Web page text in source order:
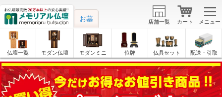
お墓 メニュー
カート
店舗一覧
仏壇一覧 モダン仏壇 モダンミニ 位牌 仏具セット 配送・引取